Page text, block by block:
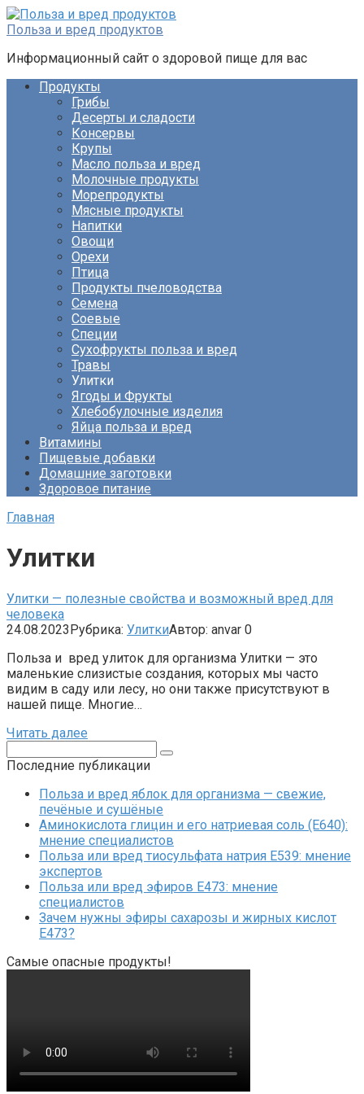
Перейти
к
Польза и вред продуктов
Информационный сайт о здоровой пище для вас
Продукты
Грибы
Десерты и сладости
Консервы
Крупы
Масло польза и вред
Молочные продукты
Морепродукты
Мясные продукты
Напитки
Овощи
Орехи
Птица
Продукты пчеловодства
Семена
Соевые
Специи
Сухофрукты польза и вред
Травы
Улитки
Ягоды и Фрукты
Хлебобулочные изделия
Яйца польза и вред
Витамины
Пищевые добавки
Домашние заготовки
Здоровое питание
Главная
Улитки
Улитки — полезные свойства и возможный вред для
человека
24.08.2023Рубрика: УлиткиАвтор: anvar 0
Польза и вред улиток для организма Улитки — это
маленькие слизистые создания, которых мы часто
видим в саду или лесу, но они также присутствуют в
нашей пище. Многие…
Читать далее
Последние публикации
Польза и вред яблок для организма — свежие,
печёные и сушёные
Аминокислота глицин и его натриевая соль (Е640):
мнение специалистов
Польза или вред тиосульфата натрия Е539: мнение
экспертов
Польза или вред эфиров Е473: мнение
специалистов
Зачем нужны эфиры сахарозы и жирных кислот
Е473?
Самые опасные продукты!